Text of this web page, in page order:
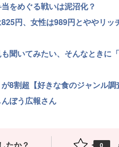
をめぐる戦いは泥沼化？
円、女性は989円とややリッ
聞いてみたい、そんなときに
8割超【好きな食のジャンル調
ぼう広報さん
0